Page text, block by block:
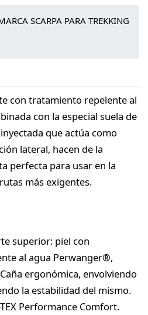
SCARPA PARA TREKKING
con tratamiento repelente al
con la especial suela de
que actúa como
lateral, hacen de la
perfecta para usar en la
más exigentes.
superior: piel con
al agua Perwanger®,
ergonómica, envolviendo
la estabilidad del mismo.
Performance Comfort.